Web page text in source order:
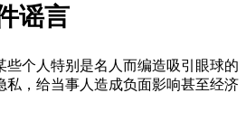
谣言
些个人特别是名人而编造吸引眼球的
私，给当事人造成负面影响甚至经济